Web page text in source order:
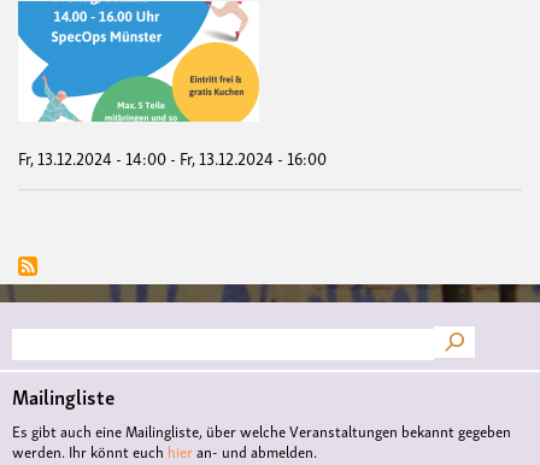
Fr, 13.12.2024 - 14:00- Fr, 13.12.2024 - 16:00
Suche
Mailingliste
Es gibt auch eine Mailingliste, über welche Veranstaltungen bekannt gegeben
werden. Ihr könnt euch hieran- und abmelden.